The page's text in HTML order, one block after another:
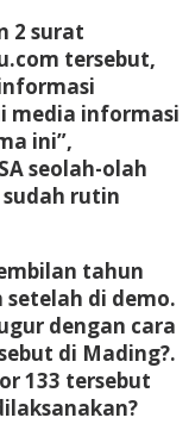
2 surat
tersebut,
media informasi
ini”,
seolah-olah
rutin
tahun
di demo.
dengan cara
di Mading?.
133 tersebut